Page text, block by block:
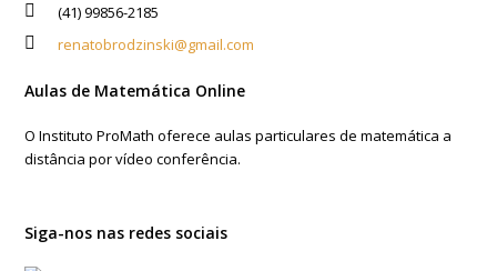
(41) 99856-2185
renatobrodzinski@gmail.com
Aulas de Matemática Online
O Instituto ProMath oferece aulas particulares de matemática a
distância por vídeo conferência.
Siga-nos nas redes sociais